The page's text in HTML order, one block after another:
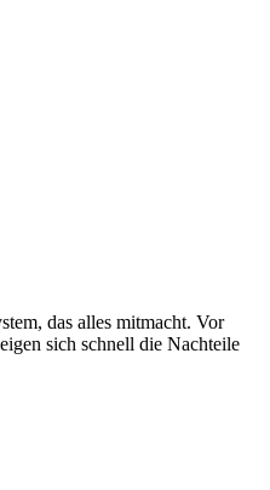
das alles mitmacht. Vor
sich schnell die Nachteile